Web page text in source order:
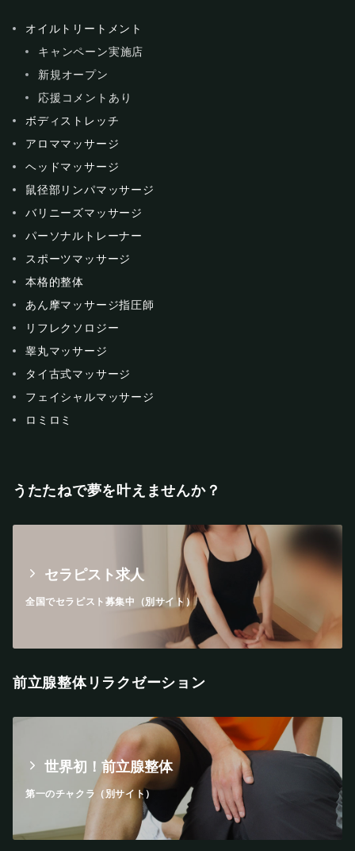
オイルトリートメント
キャンペーン実施店
新規オープン
応援コメントあり
ボディストレッチ
アロママッサージ
ヘッドマッサージ
鼠径部リンパマッサージ
バリニーズマッサージ
パーソナルトレーナー
スポーツマッサージ
本格的整体
あん摩マッサージ指圧師
リフレクソロジー
睾丸マッサージ
タイ古式マッサージ
フェイシャルマッサージ
ロミロミ
うたたねで夢を叶えませんか？
セラピスト求人
全国でセラピスト募集中（別サイト）
前立腺整体リラクゼーション
世界初！前立腺整体
第一のチャクラ（別サイト）